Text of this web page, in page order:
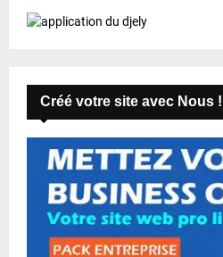
Créé votre site avec Nous !